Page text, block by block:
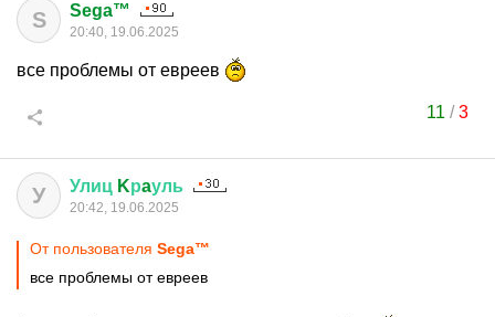
S Sega™
20:40, 19.06.2025
все проблемы от евреев
11 /3
У Улиц Kрaуль
20:42, 19.06.2025
От пользователя Sega™
все проблемы от евреев